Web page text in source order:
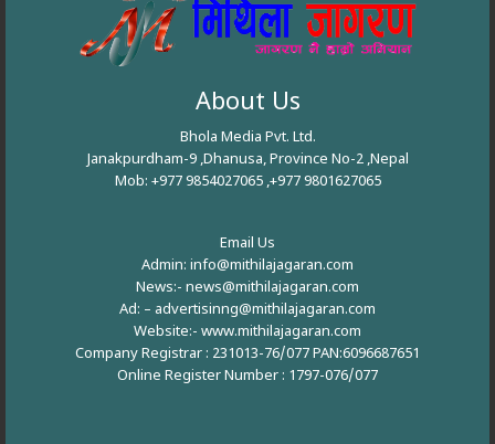
About Us
Bhola Media Pvt. Ltd.
Janakpurdham-9 ,Dhanusa, Province No-2 ,Nepal
Mob: +977 9854027065 ,+977 9801627065
Email Us
Admin: info@mithilajagaran.com
News:- news@mithilajagaran.com
Ad: – advertisinng@mithilajagaran.com
Website:- www.mithilajagaran.com
Company Registrar : 231013-76/077 PAN:6096687651
Online Register Number : 1797-076/077